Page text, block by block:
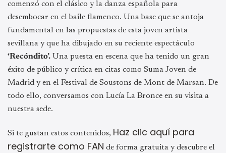
comenzó con el clásico y la danza española para
desembocar en el baile flamenco. Una base que se antoja
fundamental en las propuestas de esta joven artista
sevillana y que ha dibujado en su reciente espectáculo
‘Recóndito’. Una puesta en escena que ha tenido un gran
éxito de público y crítica en citas como Suma Joven de
Madrid y en el Festival de Soustons de Mont de Marsan. De
todo ello, conversamos con Lucía La Bronce en su visita a
nuestra sede.
Si te gustan estos contenidos, Haz clic aquí para
registrarte como FAN de forma gratuita y descubre el